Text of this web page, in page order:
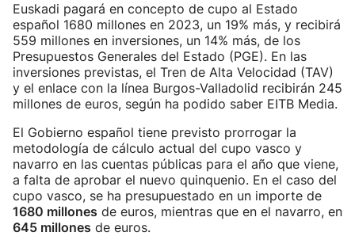
Euskadi pagará en concepto de cupo al Estado
español 1680 millones en 2023, un 19% más, y recibirá
559 millones en inversiones, un 14% más, de los
Presupuestos Generales del Estado (PGE). En las
inversiones previstas, el Tren de Alta Velocidad (TAV)
y el enlace con la línea Burgos-Valladolid recibirán 245
millones de euros, según ha podido saber EITB Media.
El Gobierno español tiene previsto prorrogar la
metodología de cálculo actual del cupo vasco y
navarro en las cuentas públicas para el año que viene,
a falta de aprobar el nuevo quinquenio. En el caso del
cupo vasco, se ha presupuestado en un importe de
1680 millones de euros, mientras que en el navarro, en
645 millones de euros.